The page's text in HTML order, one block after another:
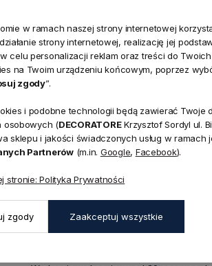
Showroom
Pon. - Pt.: 9:00 - 17:00,
w ramach naszej strony internetowej
strony internetowej, realizację jej
celu personalizacji reklam oraz treści do
na Twoim urządzeniu końcowym, poprzez
zgody”.
i podobne technologii będą zawierać
osobowych (DECORATOREKrzysztof Sordyl ul.
i jakości świadczonych usług w ramach
Partnerów(m.in. Google, Facebook).
Polityka Prywatności
zgody Zaakceptuj wszystkie